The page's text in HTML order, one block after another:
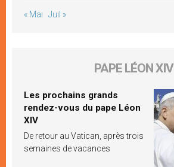
« Mai Juil »
PAPE LÉON XIV
Les prochains grands
rendez-vous du pape Léon
XIV
De retour au Vatican, après trois
semaines de vacances